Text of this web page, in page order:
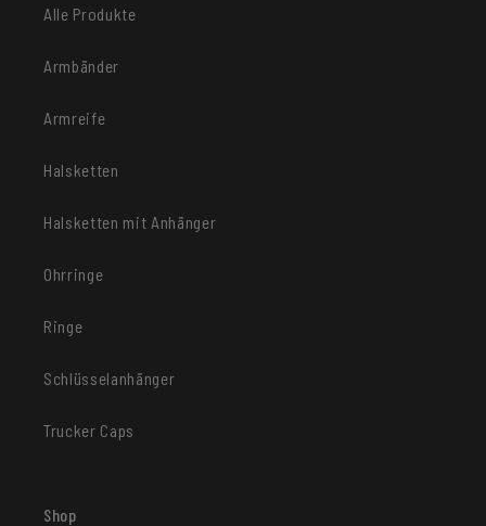
Alle Produkte
Armbänder
Armreife
Halsketten
Halsketten mit Anhänger
Ohrringe
Ringe
Schlüsselanhänger
Trucker Caps
Shop